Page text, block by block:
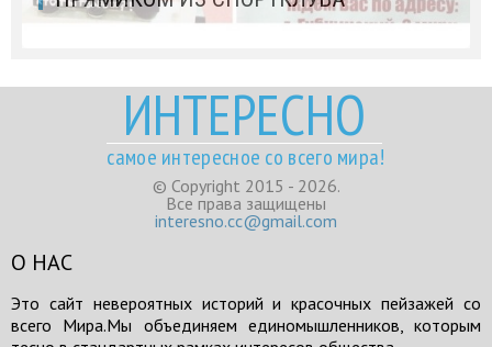
ИНТЕРЕСНО
самое интересное со всего мира!
© Copyright 2015 - 2026.
Все права защищены
interesno.cc@gmail.com
О НАС
Это сайт невероятных историй и красочных пейзажей со
всего Мира.Мы объединяем единомышленников, которым